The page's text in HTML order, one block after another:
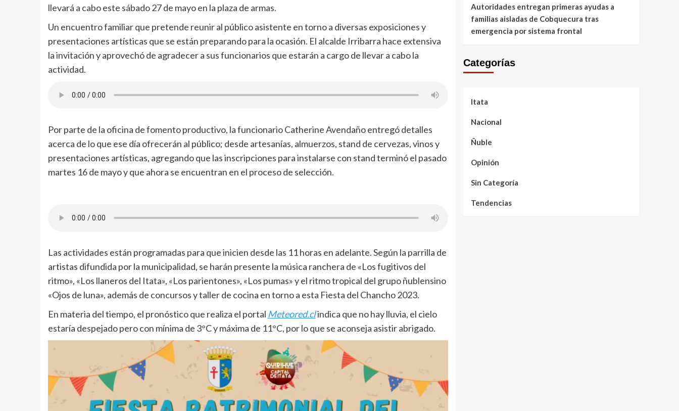
llevará a cabo este sábado 27 de mayo en la plaza de armas.
Un encuentro familiar que pretende reunir al público asistente en torno a diversas exposiciones y
presentaciones artísticas que se están preparando para la ocasión. El alcalde Irribarra hace extensiva
la invitación y aprovechó de agradecer a sus funcionarios que estarán a cargo de llevar a cabo la
actividad.
Por parte de la oficina de fomento productivo, la funcionario Catherine Avendaño entregó detalles
acerca de lo que ese día ofrecerán al público; desde artesanías, almuerzos, stand de cervezas, vinos y
presentaciones artísticas, agregando que las inscripciones para instalarse con stand terminó el pasado
martes 16 de mayo y que ahora se encuentran en el proceso de selección.
Las actividades están programadas para que inicien desde las 11 horas en adelante. Según la parrilla de
artistas difundida por la municipalidad, se harán presente la música ranchera de «Los fugitivos del
ritmo», «Los llaneros del Itata», «Los parientones», «Los pumas» y el ritmo tropical del grupo ñublensino
«Ojos de luna», además de concursos y taller de cocina en torno a esta Fiesta del Chancho 2023.
En materia del tiempo, el pronóstico que realiza el portal Meteored.clindica que no hay lluvia, el cielo
estaría despejado pero con mínima de 3°C y máxima de 11°C, por lo que se aconseja asistir abrigado.
Autoridades entregan primeras ayudas a
familias aisladas de Cobquecura tras
emergencia por sistema frontal
Categorías
Itata
Nacional
Ñuble
Opinión
Sin Categoría
Tendencias